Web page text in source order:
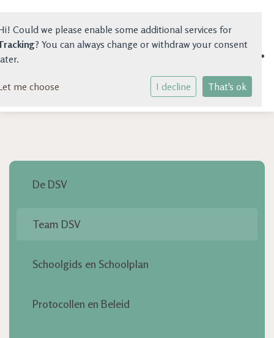
Home
Praktische Info
De DSV
Team DSV
Schoolgids en Schoolplan
Protocollen en Beleid
Could we please enable some additional services for
? You can always change or withdraw your consent
me choose I decline That's ok